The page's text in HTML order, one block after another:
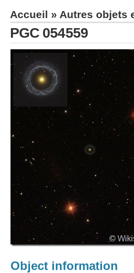
Accueil » Autres objets
PGC 054559
Object information